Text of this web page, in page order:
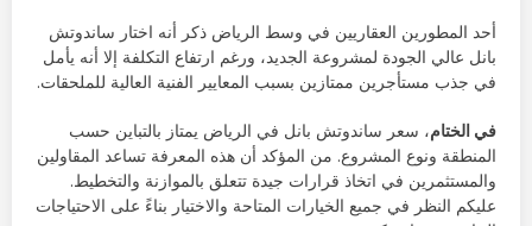
أحد المطورين العقاريين في وسط الرياض ذكر أنه اختار ساندوتش
بانل عالي الجودة لمشروعة الجديد، ورغم ارتفاع التكلفة إلا أنه يأمل
في جذب مستأجرين ممتازين بسبب المعايير الفنية العالية للملحقات.
في الختام، سعر ساندوتش بانل في الرياض يمتاز بالتباين حسب
المنطقة ونوع المشروع. من المؤكد أن هذه المعرفة تساعد المقاولين
والمستثمرين في اتخاذ قرارات جيدة تتعلق بالموازنة والتخطيط.
عليكم النظر في جميع الخيارات المتاحة والاختيار بناءً على الاحتياجات